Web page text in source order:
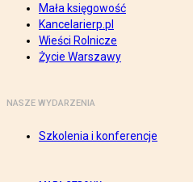
Mała księgowość
Kancelarierp.pl
Wieści Rolnicze
Życie Warszawy
NASZE WYDARZENIA
Szkolenia i konferencje